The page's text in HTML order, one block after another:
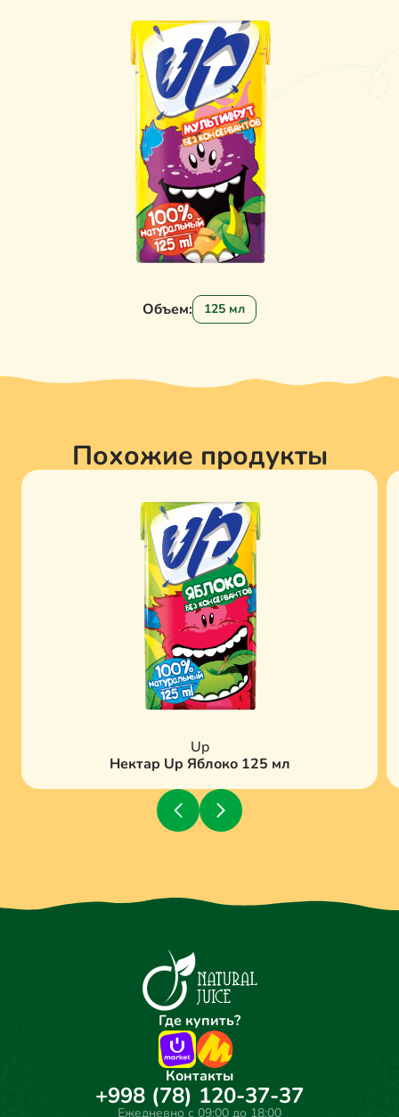
Объем: 125 мл
Похожие продукты
Up
Нектар Up Яблоко 125 мл
Где купить?
Контакты
+998 (78) 120-37-37
Ежедневно с 09:00 до 18:00